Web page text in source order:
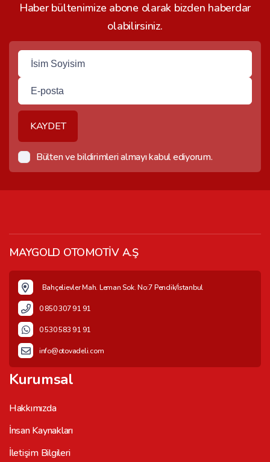
Haber bültenimize abone olarak bizden haberdar
olabilirsiniz.
KAYDET
Bülten ve bildirimleri almayı kabul ediyorum.
MAYGOLD OTOMOTİV A.Ş
Bahçelievler Mah. Leman Sok. No:7 Pendik/İstanbul
0 850 307 91 91
0 530 583 91 91
info@otovadeli.com
Kurumsal
Hakkımızda
İnsan Kaynakları
İletişim Bilgileri